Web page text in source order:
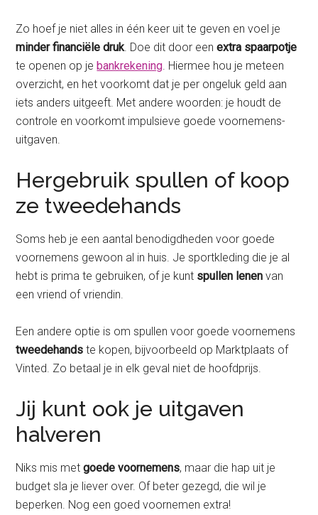
Zo hoef je niet alles in één keer uit te geven en voel je
minder financiële druk. Doe dit door eenextra spaarpotje
te openen op je bankrekening. Hiermee hou je meteen
overzicht, en het voorkomt dat je per ongeluk geld aan
iets anders uitgeeft. Met andere woorden: je houdt de
controle en voorkomt impulsieve goede voornemens-
uitgaven.
Hergebruik spullen of koop
ze tweedehands
Soms heb je een aantal benodigdheden voor goede
voornemens gewoon al in huis. Je sportkleding die je al
hebt is prima te gebruiken, of je kunt spullen lenenvan
een vriend of vriendin.
Een andere optie is om spullen voor goede voornemens
tweedehandste kopen, bijvoorbeeld op Marktplaats of
Vinted. Zo betaal je in elk geval niet de hoofdprijs.
Jij kunt ook je uitgaven
halveren
Niks mis metgoede voornemens, maar die hap uit je
budget sla je liever over. Of beter gezegd, die wil je
beperken. Nog een goed voornemen extra!